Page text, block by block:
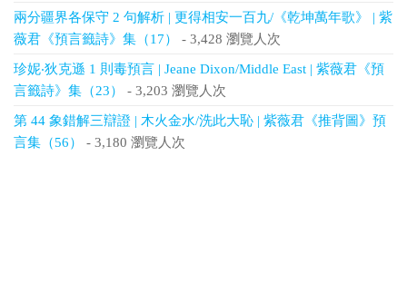
兩分疆界各保守 2 句解析 | 更得相安一百九/《乾坤萬年歌》 | 紫
薇君《預言籤詩》集（17）
- 3,428 瀏覽人次
珍妮‧狄克遜 1 則毒預言 | Jeane Dixon/Middle East | 紫薇君《預
言籤詩》集（23）
- 3,203 瀏覽人次
第 44 象錯解三辯證 | 木火金水/洗此大恥 | 紫薇君《推背圖》預
言集（56）
- 3,180 瀏覽人次